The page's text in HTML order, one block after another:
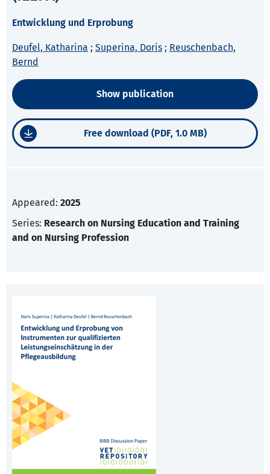
Entwicklung und Erprobung
Deufel, Katharina ; Superina, Doris ; Reuschenbach,
Bernd
Show publication
Free download (PDF, 1.0 MB)
Appeared: 2025
Series: Research on Nursing Education and Training
and on Nursing Profession